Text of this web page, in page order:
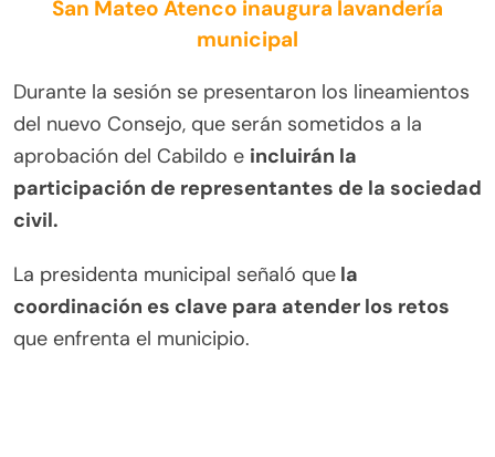
San Mateo Atenco inaugura lavandería
municipal
Durante la sesión se presentaron los lineamientos
del nuevo Consejo, que serán sometidos a la
aprobación del Cabildo e incluirán la
participación de representantes de la sociedad
civil.
La presidenta municipal señaló que la
coordinación es clave para atender los retos
que enfrenta el municipio.